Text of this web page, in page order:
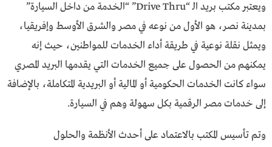
ويعتبر مكتب بريد الـ “Drive Thru” “الخدمة من داخل السيارة”
بمدينة نصر، هو الأول من نوعه في مصر والشرق الأوسط وإفريقيا،
ويمثل نقلة نوعية في طريقة أداء الخدمات للمواطنين، حيث إنه
يمكنهم من الحصول على جميع الخدمات التي يقدمها البريد المصري
سواء كانت الخدمات الحكومية أو المالية أو البريدية المتكاملة، بالإضافة
إلى خدمات مصر الرقمية بكل سهولة وهم في السيارة.
وتم تأسيس المكتب بالاعتماد على أحدث الأنظمة والحلول